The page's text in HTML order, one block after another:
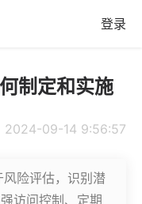
登录
制定和实施
2024-09-14 9:56:57
险评估，识别潜
访问控制、定期